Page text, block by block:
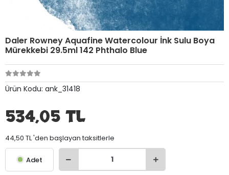
Daler Rowney Aquafine Watercolour İnk Sulu Boya
Mürekkebi 29.5ml 142 Phthalo Blue
Ürün Kodu: ank_31418
534,05 TL
44,50 TL 'den başlayan taksitlerle
Adet